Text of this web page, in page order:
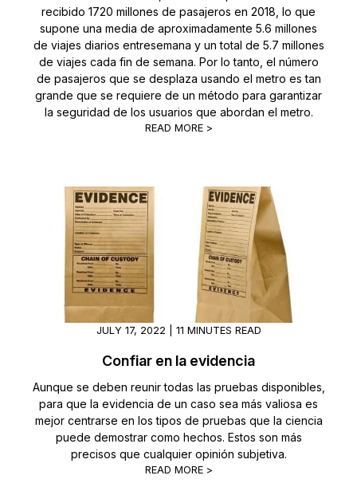
recibido 1720 millones de pasajeros en 2018, lo que
supone una media de aproximadamente 5.6 millones
de viajes diarios entresemana y un total de 5.7 millones
de viajes cada fin de semana. Por lo tanto, el número
de pasajeros que se desplaza usando el metro es tan
grande que se requiere de un método para garantizar
la seguridad de los usuarios que abordan el metro.
READ MORE >
JULY 17, 2022 | 11 MINUTES READ
Confiar en la evidencia
Aunque se deben reunir todas las pruebas disponibles,
para que la evidencia de un caso sea más valiosa es
mejor centrarse en los tipos de pruebas que la ciencia
puede demostrar como hechos. Estos son más
precisos que cualquier opinión subjetiva.
READ MORE >